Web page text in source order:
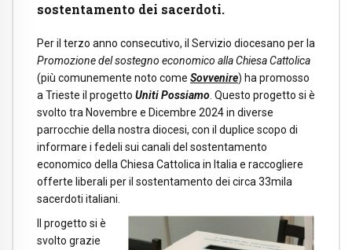
sostentamento dei sacerdoti.
Per il terzo anno consecutivo, il Servizio diocesano per la
Promozione del sostegno economico alla Chiesa Cattolica
(più comunemente noto come Sovvenire) ha promosso
a Trieste il progetto Uniti Possiamo . Questo progetto si è
svolto tra Novembre e Dicembre 2024 in diverse
parrocchie della nostra diocesi, con il duplice scopo di
informare i fedeli sui canali del sostentamento
economico della Chiesa Cattolica in Italia e raccogliere
offerte liberali per il sostentamento dei circa 33mila
sacerdoti italiani.
Il progetto si è
svolto grazie